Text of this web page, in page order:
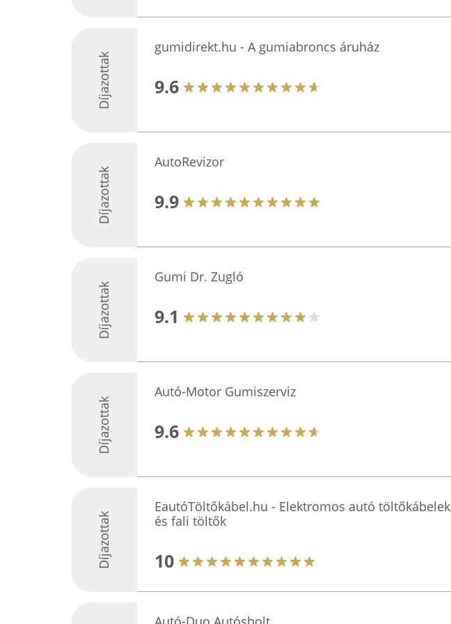
Díjazottak
gumidirekt.hu - A gumiabroncs áruház
9.6
Díjazottak
AutoRevizor
9.9
Díjazottak
Gumi Dr. Zugló
9.1
Díjazottak
Autó-Motor Gumiszerviz
9.6
Díjazottak
EautóTöltőkábel.hu - Elektromos autó töltőkábelek
és fali töltők
10